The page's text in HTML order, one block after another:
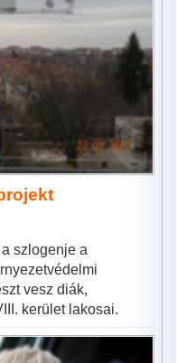
szlogenje a
vesz diák,
kerület lakosai.